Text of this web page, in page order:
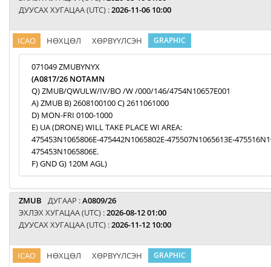
ДУУСАХ ХУГАЦАА (UTC) :2026-11-06 10:00
ICAO НӨХЦӨЛ ХӨРВҮҮЛСЭН GRAPHIC
071049 ZMUBYNYX
(A0817/26 NOTAMN
Q) ZMUB/QWULW/IV/BO /W /000/146/4754N10657E001
A) ZMUB B) 2608100100 C) 2611061000
D) MON-FRI 0100-1000
E) UA (DRONE) WILL TAKE PLACE WI AREA:
475453N1065806E-475442N1065802E-475507N1065613E-
475453N1065806E.
F) GND G) 120M AGL)
ZMUB ДУГААР :A0809/26
ЭХЛЭХ ХУГАЦАА (UTC) :2026-08-12 01:00
ДУУСАХ ХУГАЦАА (UTC) :2026-11-12 10:00
ICAO НӨХЦӨЛ ХӨРВҮҮЛСЭН GRAPHIC